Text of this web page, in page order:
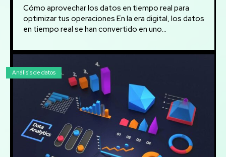
Cómo aprovechar los datos en tiempo real para
optimizar tus operaciones En la era digital, los datos
en tiempo real se han convertido en uno...
Análisis de datos